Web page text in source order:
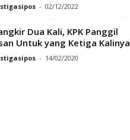
- 02/12/2022
Dua Kali, KPK Panggil
Untuk yang Ketiga Kalinya
- 14/02/2020